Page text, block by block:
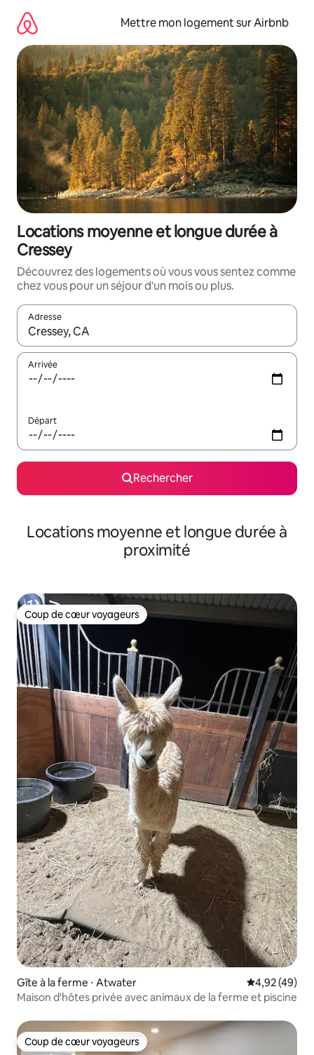
directement
contenu
Mettre mon logement sur Airbnb
Locations moyenne et longue durée à
Cressey
Découvrez des logements où vous vous sentez comme
chez vous pour un séjour d'un mois ou plus.
Adresse
Lorsque les résultats s'affichent, utilisez les flèches vers le
Arrivée
Départ
Rechercher
Locations moyenne et longue durée à
proximité
Coup de cœur voyageurs
Coup de cœur voyageurs
Gîte à la ferme ⋅ Atwater Évaluation
4,92 (49)
Maison d'hôtes privée avec animaux de la ferme et piscine
Coup de cœur voyageurs
Coup de cœur voyageurs